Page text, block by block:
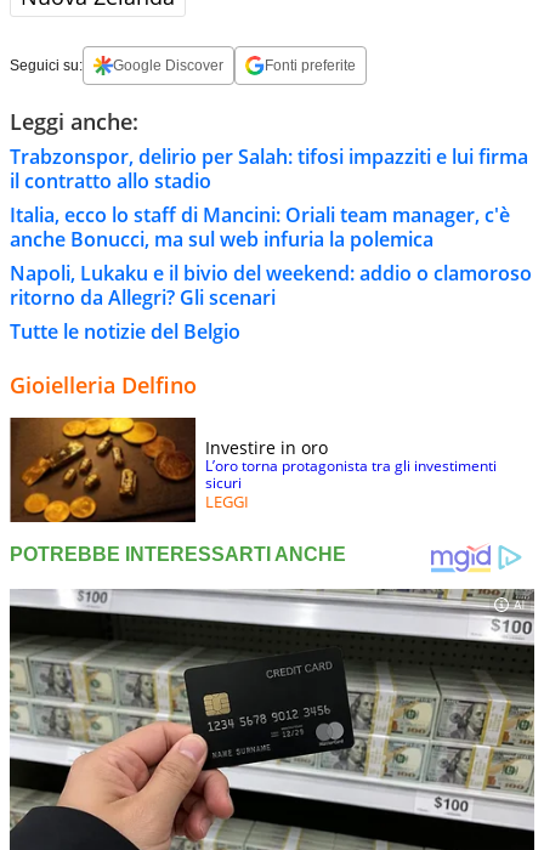
Seguici su: Google Discover Fonti preferite
Leggi anche:
Trabzonspor, delirio per Salah: tifosi impazziti e lui firma
il contratto allo stadio
Italia, ecco lo staff di Mancini: Oriali team manager, c'è
anche Bonucci, ma sul web infuria la polemica
Napoli, Lukaku e il bivio del weekend: addio o clamoroso
ritorno da Allegri? Gli scenari
Tutte le notizie del Belgio
Gioielleria Delfino
Investire in oro
L’oro torna protagonista tra gli investimenti
sicuri
LEGGI